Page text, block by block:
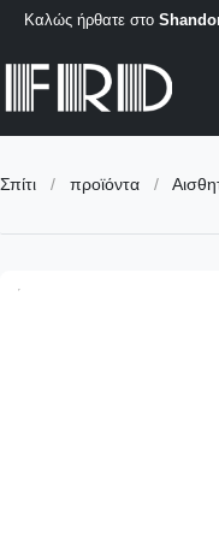
Καλώς ήρθατε στο
Σπίτι / προϊόντα /